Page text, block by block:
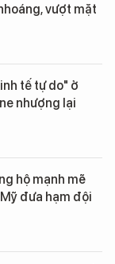
vượt mặt
tế tự do" ở
nhượng lại
hộ mạnh mẽ
đưa hạm đội